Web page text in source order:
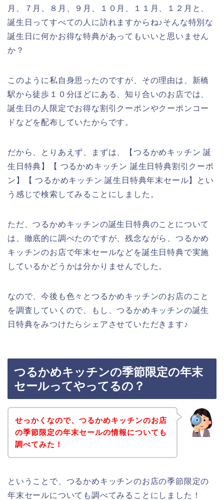
月、７月、８月、９月、１０月、１１月、１２月と、
誕生日ってすべての人に訪れますからね♪そんな特別な
誕生日に何かお得な特典があってもいいと思いません
か？
このように私自身思ったのですが、その理由は、新橋
駅から徒歩１０分ほどにある、知り合いのお店では、
誕生日の人限定でお得な割引クーポンやクーポンコー
ドなどを配布していたからです。
だから、とりあえず、まずは、【つるかめキッチン 誕
生日特典】【 つるかめキッチン 誕生日特典割引クーポ
ン】【 つるかめキッチン 誕生日特典年末セール】とい
う感じで検索してみることにしました。
ただ、つるかめキッチンの誕生日特典のことについて
は、徹底的に調べたのですが、残念ながら、つるかめ
キッチンのお店で年末セールなどを誕生日特典で実施
しているかどうかは分かりませんでした。
なので、今後も色々とつるかめキッチンのお店のこと
を調査していくので、もし、つるかめキッチンの誕生
日特典をみつけたらシェアさせていただきます♪
つるかめキッチンの季節限定の年末
セールってやってるの？
せっかくなので、つるかめキッチンのお店
の季節限定の年末セールの情報についても
調べてみた！
ということで、つるかめキッチンのお店の季節限定の
年末セールについても調べてみることにしました！